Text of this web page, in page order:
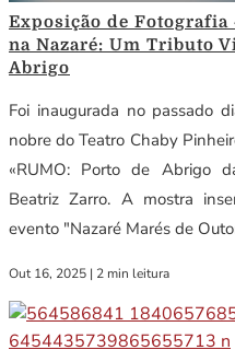
Exposição de Fotografia
na Nazaré: Um Tributo
Abrigo
Foi inaugurada no passado
nobre do Teatro Chaby
«RUMO: Porto de Abrigo
Beatriz Zarro. A mostra
evento "Nazaré Marés de
Out 16, 2025 | 2 min leitura